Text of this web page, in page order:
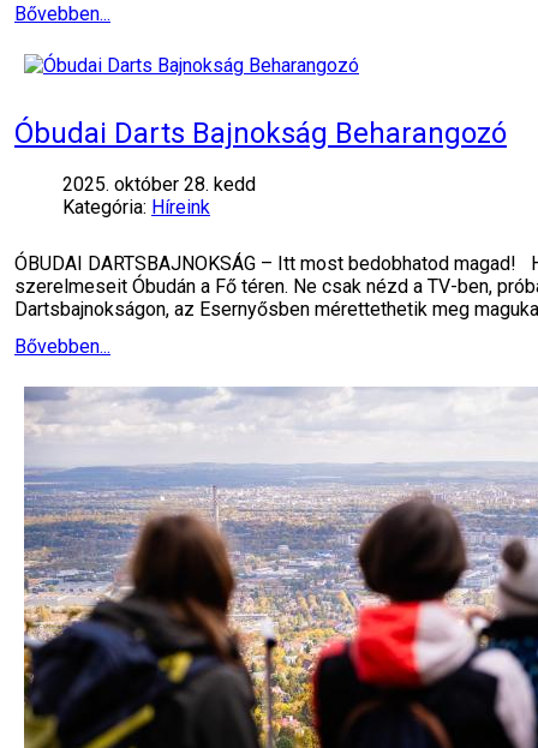
Bővebben...
Óbudai Darts Bajnokság Beharangozó
2025. október 28. kedd
Kategória: Híreink
ÓBUDAI DARTSBAJNOKSÁG – Itt most bedobhatod
szerelmeseit Óbudán a Fő téren. Ne csak nézd a TV-ben,
Dartsbajnokságon, az Esernyősben mérettethetik meg
Bővebben...